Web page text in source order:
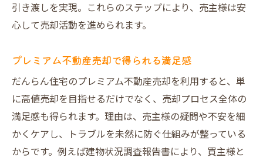
引き渡しを実現。これらのステップにより、売主様は安
心して売却活動を進められます。
プレミアム不動産売却で得られる満足感
だんらん住宅のプレミアム不動産売却を利用すると、単
に高値売却を目指せるだけでなく、売却プロセス全体の
満足感も得られます。理由は、売主様の疑問や不安を細
かくケアし、トラブルを未然に防ぐ仕組みが整っている
からです。例えば建物状況調査報告書により、買主様と